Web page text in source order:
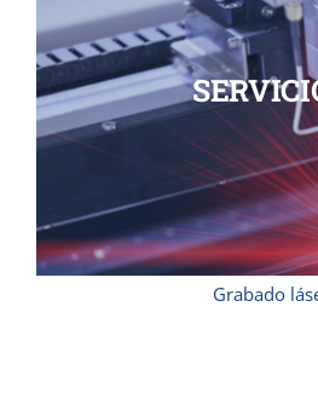
Grabado